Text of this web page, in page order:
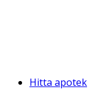
Hitta apotek